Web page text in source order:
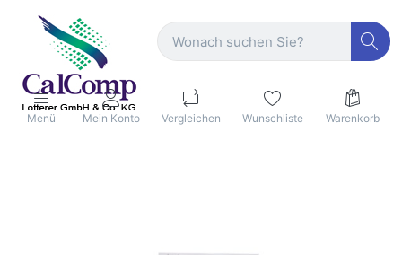
Menü Mein Konto Vergleichen Wunschliste Warenkorb